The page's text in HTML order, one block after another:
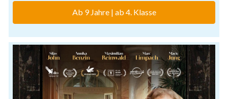
Ab 9 Jahre | ab 4. Klasse